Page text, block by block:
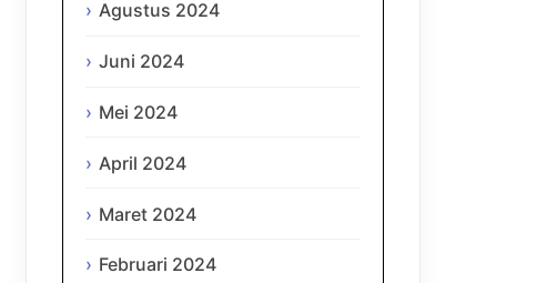
Agustus 2024
Juni 2024
Mei 2024
April 2024
Maret 2024
Februari 2024